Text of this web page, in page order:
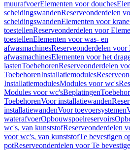
muurafvoerElementen voor douches
scheidingswandenReserveonderdelen
scheidingswandenElementen voor
toestellenReserveonderdelen voor
toestellenElementen voor was- en
afwasmachinesReserveonderdelen
afwasmachinesElementen voor het
lastenToebehorenReserveonderdelen
ToebehorenInstallatiemodules
InstallatiemodulesModules voor wc's
Modules voor wc'sBeplatingen
ToebehorenVoor installatiewanden
installatiewandenVoor toevoersystemen
waterafvoerOpbouwspoelreservoirs
wc's, van kunststofReserveonderdelen
voor wc's, van kunststofTe bevestigen
potReserveonderdelen voor Te